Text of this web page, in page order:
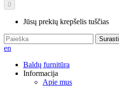
0
Jūsų prekių krepšelis tuščias
Surasti
en
Baldų furnitūra
Informacija
Apie mus